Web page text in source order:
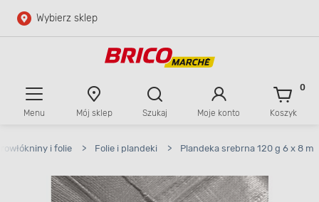
Przejdź do głównej zawartości
Wybierz sklep
Menu Mój sklep Szukaj Moje konto Koszyk
0
i folie > Folie i plandeki > Plandeka srebrna 120 g 6 x 8 m